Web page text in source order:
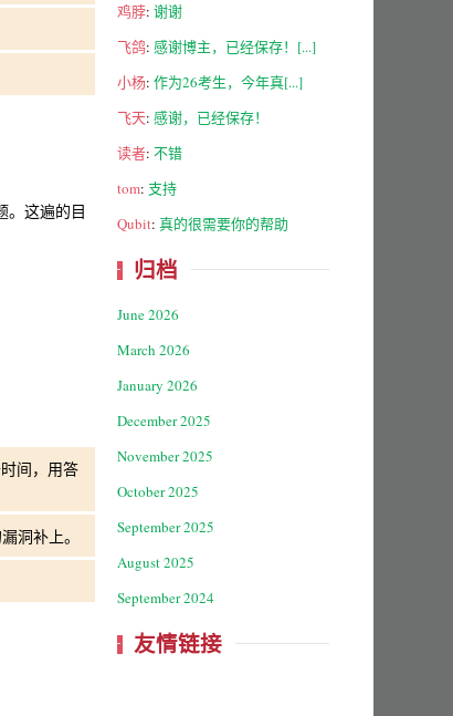
。这遍的目
间，用答
洞补上。
鸡脖: 谢谢
飞鸽: 感谢博主，已经保存！[...]
小杨: 作为26考生，今年真[...]
飞天: 感谢，已经保存！
读者: 不错
tom: 支持
Qubit: 真的很需要你的帮助
归档
June 2026
March 2026
January 2026
December 2025
November 2025
October 2025
September 2025
August 2025
September 2024
友情链接